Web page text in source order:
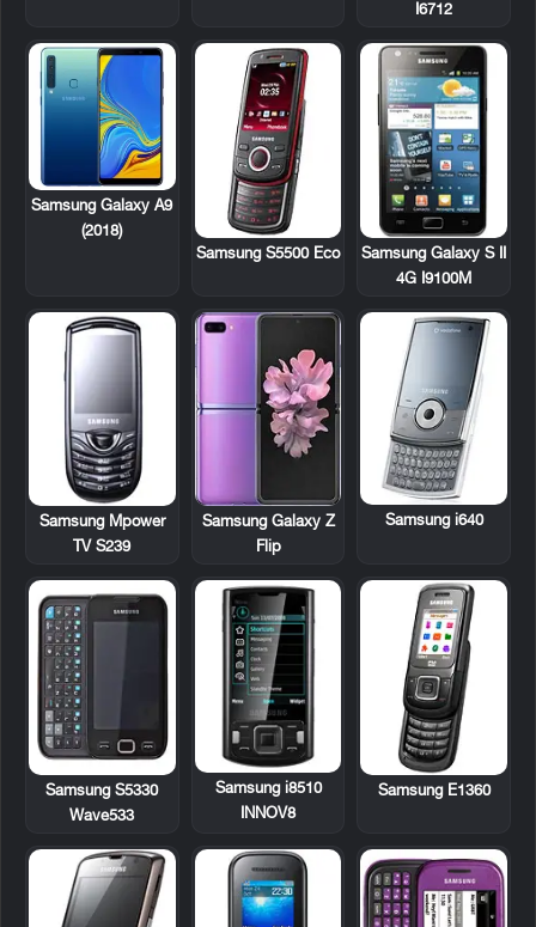
I6712
Samsung Galaxy S II
4G I9100M
Samsung S5500 Eco
Samsung Galaxy A9
(2018)
Samsung i640
Samsung Galaxy Z
Flip
Samsung Mpower
TV S239
Samsung E1360
Samsung i8510
INNOV8
Samsung S5330
Wave533